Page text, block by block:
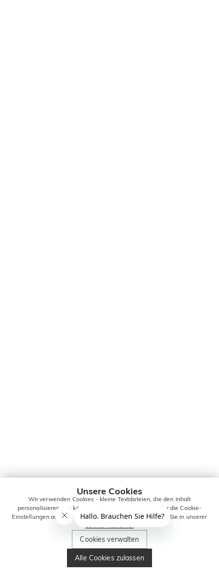
Unsere Cookies
Wir verwenden Cookies - kleine Textdateien, die den Inhalt
personalisieren. Sie können alle Cookies zulassen oder die Cookie-
Einstellungen anpassen. Weitere Informationen erhalten Sie in unserer
Cookie-Richtlinie.
Cookies verwalten
Alle Cookies zulassen